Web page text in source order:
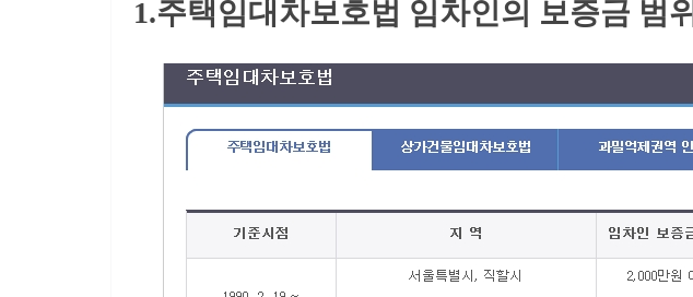
1.주택임대차보호법 임차인의 보증금 범위